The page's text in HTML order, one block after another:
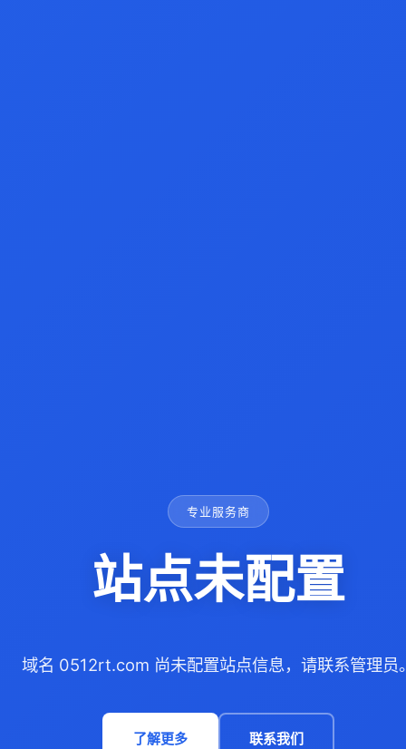
专业服务商
站点未配置
域名 0512rt.com 尚未配置站点信息，请联系管理员。
了解更多 联系我们